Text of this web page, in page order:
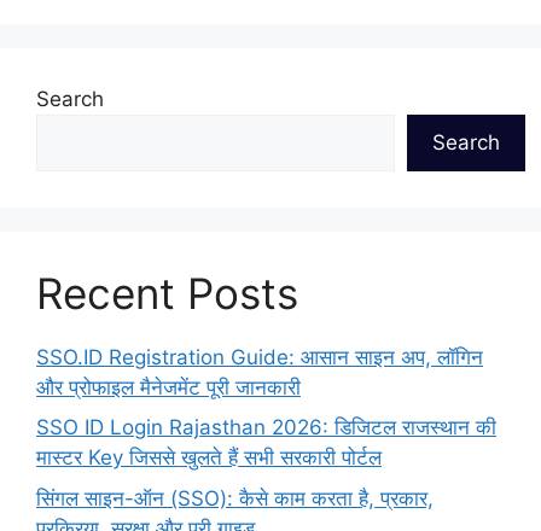
Search
Search
Recent Posts
SSO.ID Registration Guide: आसान साइन अप, लॉगिन
और प्रोफाइल मैनेजमेंट पूरी जानकारी
SSO ID Login Rajasthan 2026: डिजिटल राजस्थान की
मास्टर Key जिससे खुलते हैं सभी सरकारी पोर्टल
सिंगल साइन-ऑन (SSO): कैसे काम करता है, प्रकार,